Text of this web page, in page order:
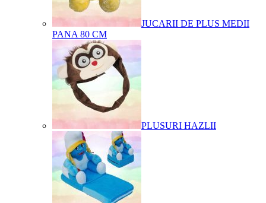
JUCARII DE PLUS MEDII
PANA 80 CM
PLUSURI HAZLII